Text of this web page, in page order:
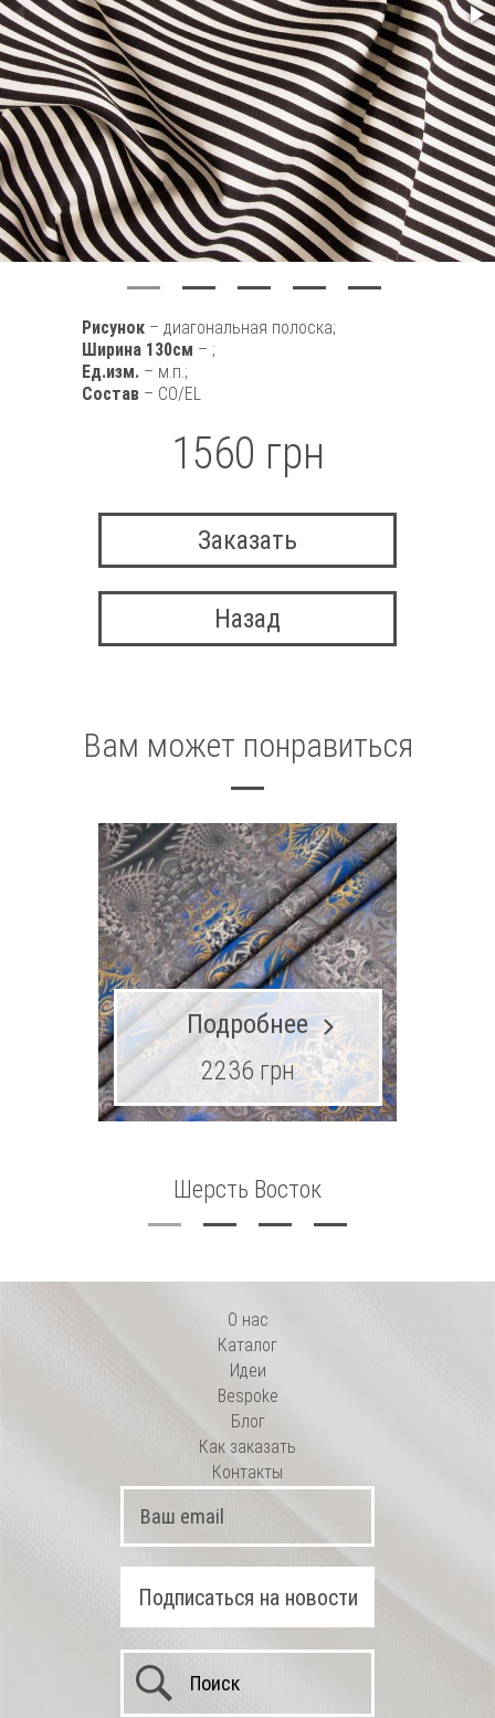
Рисунок – диагональная полоска;
Ширина 130см – ;
Ед.изм. – м.п.;
Состав – CO/EL
1560 грн
Заказать
Назад
Вам может понравиться
Шерсть Восток
Подробнее
2236 грн
О нас
Каталог
Идеи
Bespoke
Блог
Как заказать
Контакты